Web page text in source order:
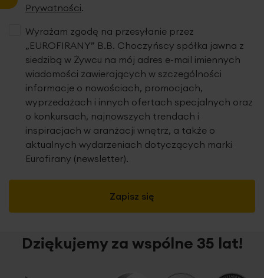
Prywatności.
Zapisz się
Wyrażam zgodę na przesyłanie przez
„EUROFIRANY” B.B. Choczyńscy spółka jawna z
siedzibą w Żywcu na mój adres e-mail imiennych
wiadomości zawierających w szczególności
informacje o nowościach, promocjach,
wyprzedażach i innych ofertach specjalnych oraz
o konkursach, najnowszych trendach i
inspiracjach w aranżacji wnętrz, a także o
aktualnych wydarzeniach dotyczących marki
Eurofirany (newsletter).
Dziękujemy za wspólne 35 lat!